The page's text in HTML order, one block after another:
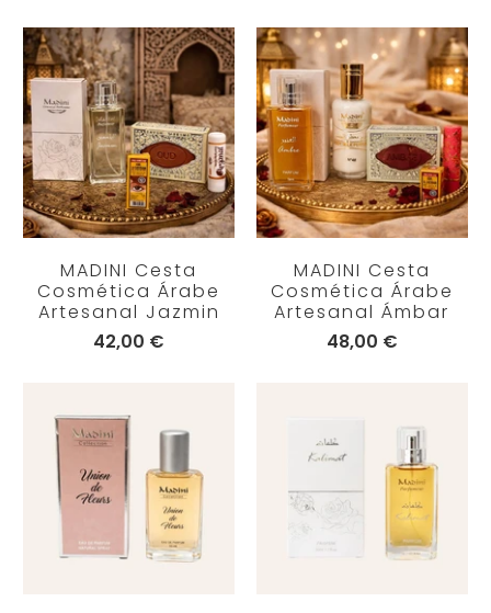
MADINI Cesta
Cosmética Árabe
Artesanal Jazmin
42,00 €
MADINI Cesta
Cosmética Árabe
Artesanal Ámbar
48,00 €